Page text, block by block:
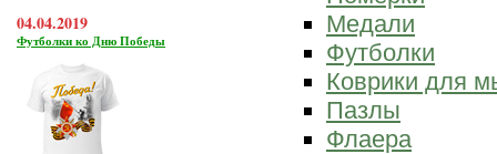
04.04.2019
Футболки ко Дню Победы
Медали
Футболки
Коврики для
Пазлы
Флаера